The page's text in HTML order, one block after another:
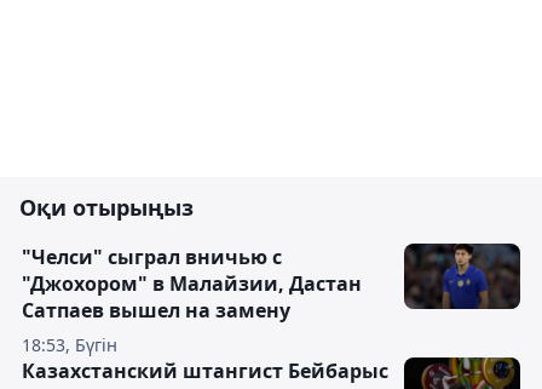
Оқи отырыңыз
18:53, Бүгін
"Челси" сыграл вничью с
"Джохором" в Малайзии, Дастан
Сатпаев вышел на замену
Казахстанский штангист Бейбарыс